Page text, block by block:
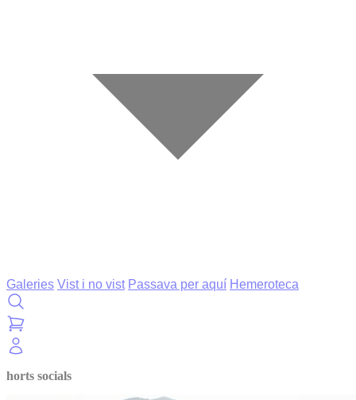
Galeries Vist i no vist Passava per aquí Hemeroteca
horts socials